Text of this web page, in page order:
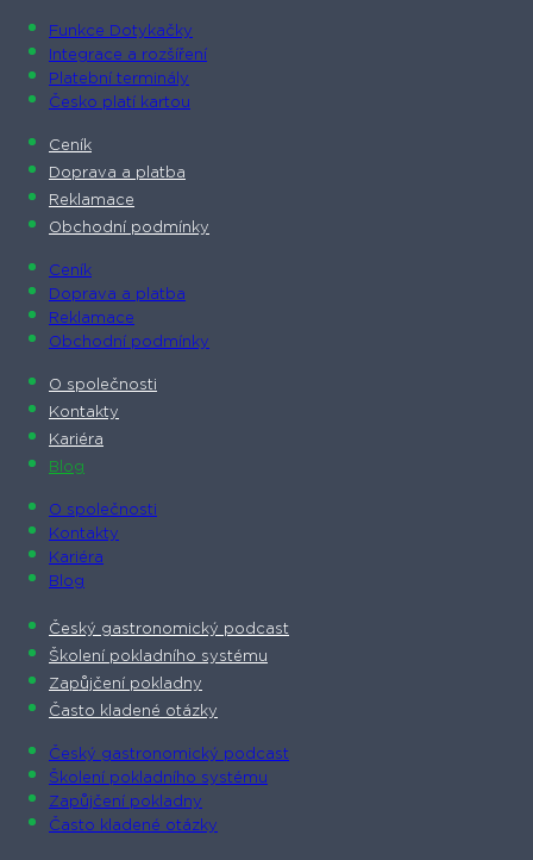
Funkce Dotykačky
Integrace a rozšíření
Platební terminály
Česko platí kartou
Ceník
Doprava a platba
Reklamace
Obchodní podmínky
Ceník
Doprava a platba
Reklamace
Obchodní podmínky
O společnosti​
Kontakty
Kariéra
Blog
O společnosti​
Kontakty
Kariéra
Blog
Český gastronomický podcast​
Školení pokladního systému
Zapůjčení pokladny
Často kladené otázky
Český gastronomický podcast​
Školení pokladního systému
Zapůjčení pokladny
Často kladené otázky